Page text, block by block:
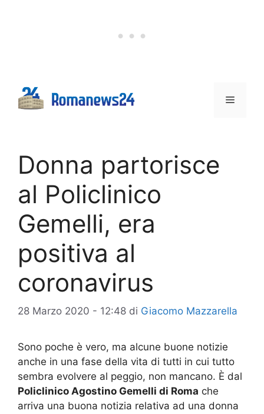
Menu
Donna partorisce
al Policlinico
Gemelli, era
positiva al
coronavirus
28 Marzo 2020 - 12:48 di Giacomo Mazzarella
Sono poche è vero, ma alcune buone notizie
anche in una fase della vita di tutti in cui tutto
sembra evolvere al peggio, non mancano. È dal
Policlinico Agostino Gemelli di Roma che
arriva una buona notizia relativa ad una donna